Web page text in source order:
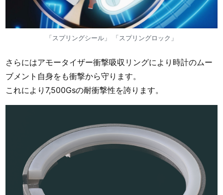
「スプリングシール」 「スプリングロック」
さらにはアモータイザー衝撃吸収リングにより時計のムー
ブメント自身をも衝撃から守ります。
これにより7,500Gsの耐衝撃性を誇ります。